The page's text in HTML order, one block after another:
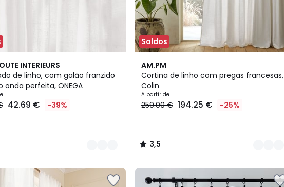
INTERIEURS
de linho, com galão franzido
onda perfeita, ONEGA
42.69 € -39%
Saldos
AM.PM
Cortina de linho com pregas francesas,
Colin
A partir de
259.00 € 194.25 € -25%
3,5
/ 5
3
Cores
3,5
/